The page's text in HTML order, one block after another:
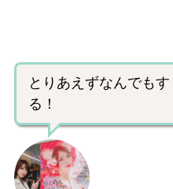
とりあえずなんでも
る！